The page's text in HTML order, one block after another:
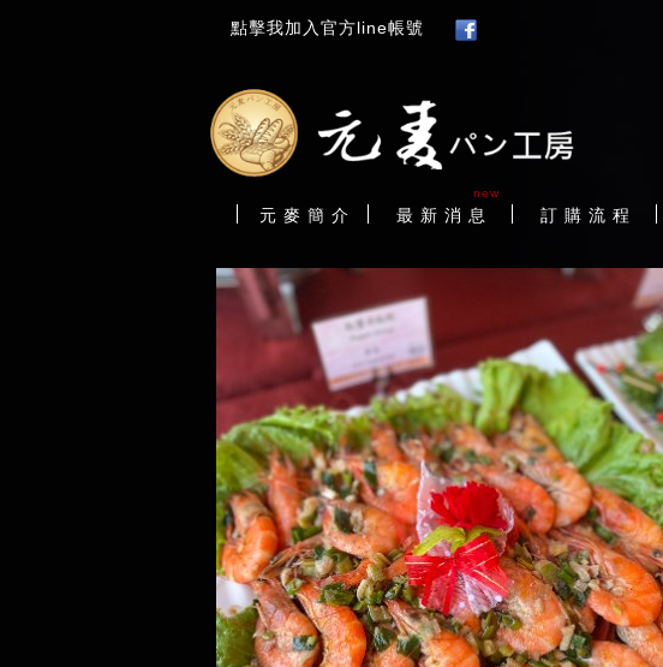
點擊我加入官方line帳號
元 麥 簡 介
new
最 新 消 息 訂 購 流 程